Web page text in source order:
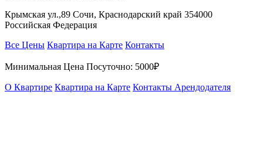
Крымская ул.,89 Сочи, Краснодарский край 354000
Российская Федерация
Все Цены Квартира на Карте Контакты
Минимальная Цена Посуточно: 5000₽
О Квартире Квартира на Карте Контакты Арендодателя